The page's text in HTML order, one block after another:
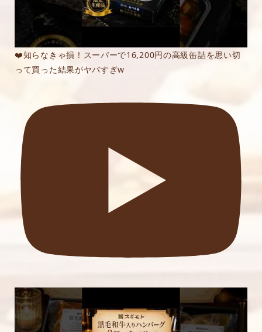
❤️知らなきゃ損！スーパーで16,200円の高級缶詰を思い切
って買った結果がヤバすぎw